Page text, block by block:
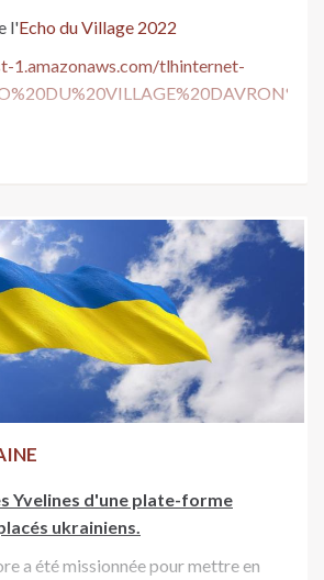
la Gare, 78630 ORGEVAL
l'Echo du Village 2022
1.amazonaws.com/tlhinternet-
Yvelines d'une plate-forme
ukrainiens.
a été missionnée pour mettre en